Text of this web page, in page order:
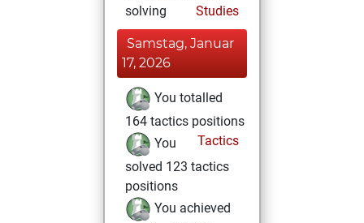
solving
Studies
Samstag, Januar
17, 2026
You totalled
164 tactics positions
Tactics
You
solved 123 tactics
positions
You achieved